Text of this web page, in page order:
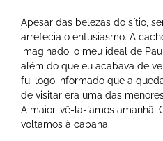
Apesar das belezas do sítio,
arrefecia o entusiasmo. A
imaginado, o meu ideal de
além do que eu acabava de
fui logo informado que a
de visitar era uma das
A maior, vê-la-íamos amanhã.
voltamos à cabana.